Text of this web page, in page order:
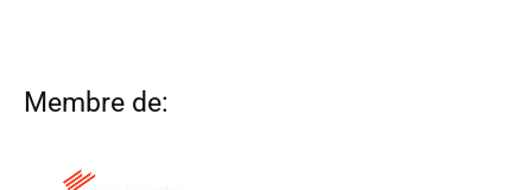
Membre de: